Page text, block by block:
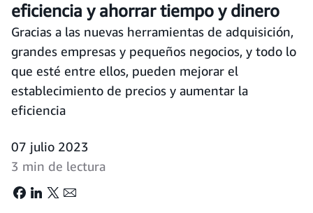
eficiencia y ahorrar tiempo y dinero
Gracias a las nuevas herramientas de adquisición,
grandes empresas y pequeños negocios, y todo lo
que esté entre ellos, pueden mejorar el
establecimiento de precios y aumentar la
eficiencia
07 julio 2023
3 min de lectura